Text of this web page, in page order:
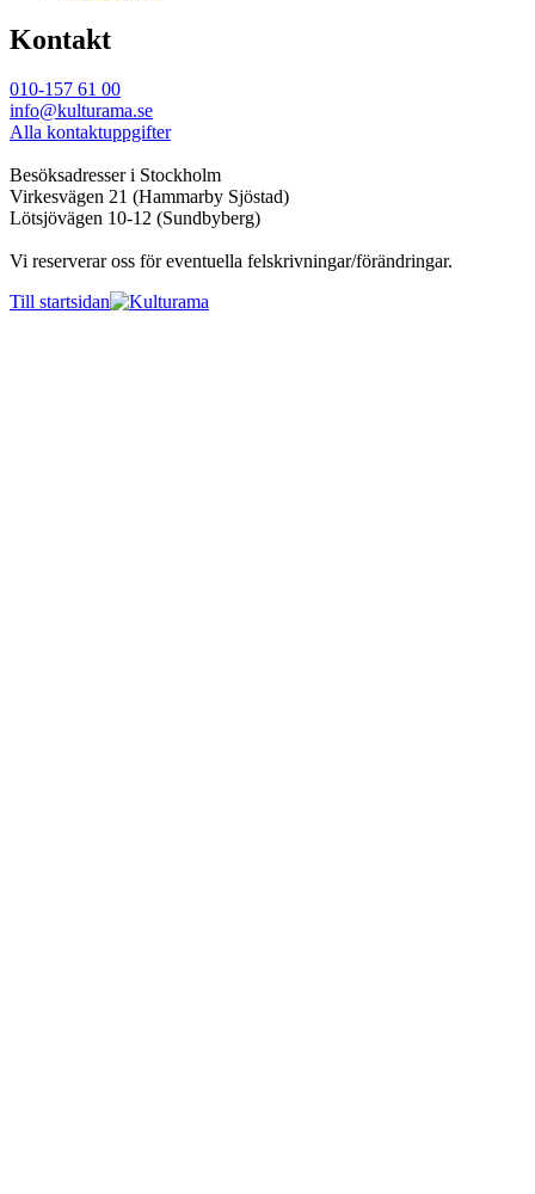
Kontakt
010-157 61 00
info@kulturama.se
Alla kontaktuppgifter
Besöksadresser i Stockholm
Virkesvägen 21 (Hammarby Sjöstad)
Lötsjövägen 10-12 (Sundbyberg)
Vi reserverar oss för eventuella felskrivningar/förändringar.
Till startsidan